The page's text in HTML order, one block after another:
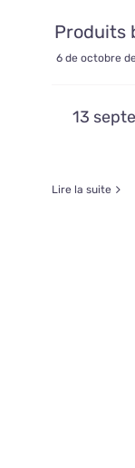
Produits
6 de octobre
13
Lire la suite